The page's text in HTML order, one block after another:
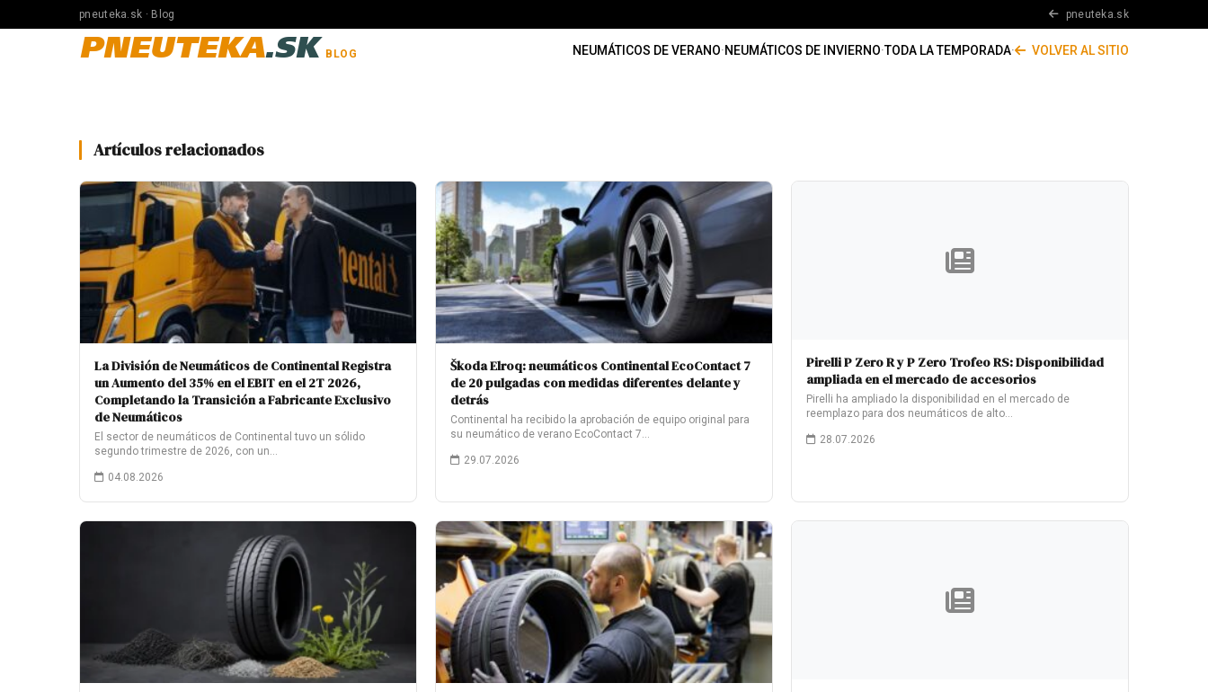
pneuteka.sk · Blog pneuteka.sk
PNEUTEKA.SK BLOG NEUMÁTICOS DE VERANO·NEUMÁTICOS DE INVIERNO·TODA LA TEMPORADA· VOLVER AL SITIO
Artículos relacionados
La División de Neumáticos de Continental Registra
un Aumento del 35% en el EBIT en el 2T 2026,
Completando la Transición a Fabricante Exclusivo
de Neumáticos
El sector de neumáticos de Continental tuvo un sólido
segundo trimestre de 2026, con un…
04.08.2026
Škoda Elroq: neumáticos Continental EcoContact 7
de 20 pulgadas con medidas diferentes delante y
detrás
Continental ha recibido la aprobación de equipo original para
su neumático de verano EcoContact 7…
29.07.2026
Pirelli P Zero R y P Zero Trofeo RS: Disponibilidad
ampliada en el mercado de accesorios
Pirelli ha ampliado la disponibilidad en el mercado de
reemplazo para dos neumáticos de alto…
28.07.2026